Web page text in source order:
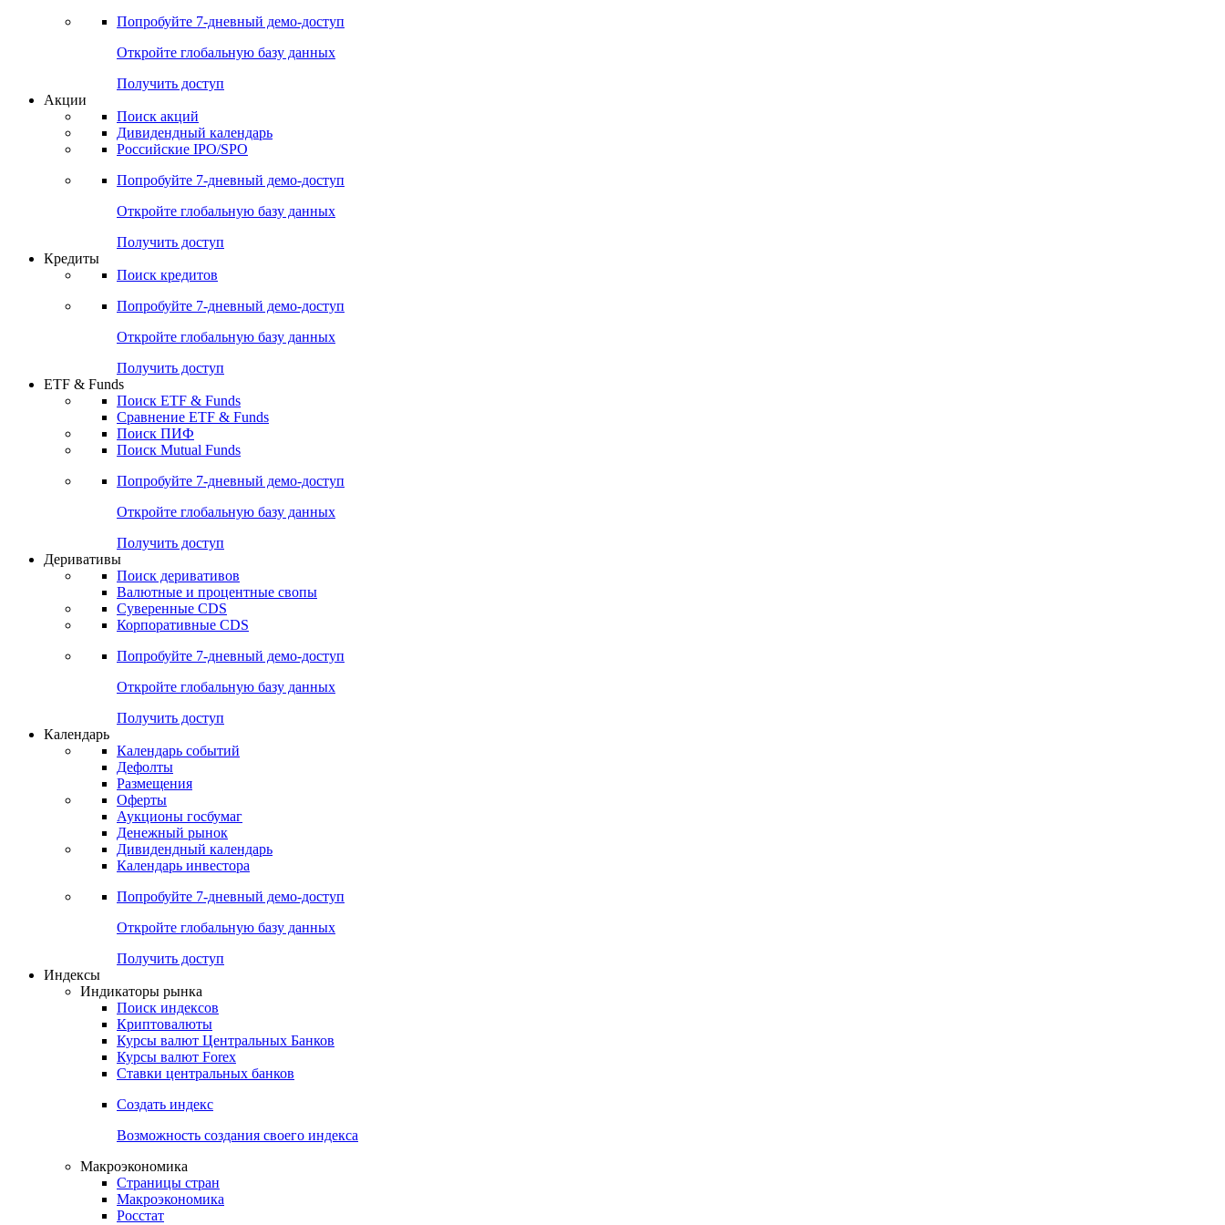
Попробуйте 7-дневный демо-доступ
Откройте глобальную базу данных
Получить доступ
Акции
Поиск акций
Дивидендный календарь
Российские IPO/SPO
Попробуйте 7-дневный демо-доступ
Откройте глобальную базу данных
Получить доступ
Кредиты
Поиск кредитов
Попробуйте 7-дневный демо-доступ
Откройте глобальную базу данных
Получить доступ
ETF & Funds
Поиск ETF & Funds
Сравнение ETF & Funds
Поиск ПИФ
Поиск Mutual Funds
Попробуйте 7-дневный демо-доступ
Откройте глобальную базу данных
Получить доступ
Деривативы
Поиск деривативов
Валютные и процентные свопы
Суверенные CDS
Корпоративные CDS
Попробуйте 7-дневный демо-доступ
Откройте глобальную базу данных
Получить доступ
Календарь
Календарь событий
Дефолты
Размещения
Оферты
Аукционы госбумаг
Денежный рынок
Дивидендный календарь
Календарь инвестора
Попробуйте 7-дневный демо-доступ
Откройте глобальную базу данных
Получить доступ
Индексы
Индикаторы рынка
Поиск индексов
Криптовалюты
Курсы валют Центральных Банков
Курсы валют Forex
Ставки центральных банков
Создать индекс
Возможность создания своего индекса
Макроэкономика
Страницы стран
Макроэкономика
Росстат